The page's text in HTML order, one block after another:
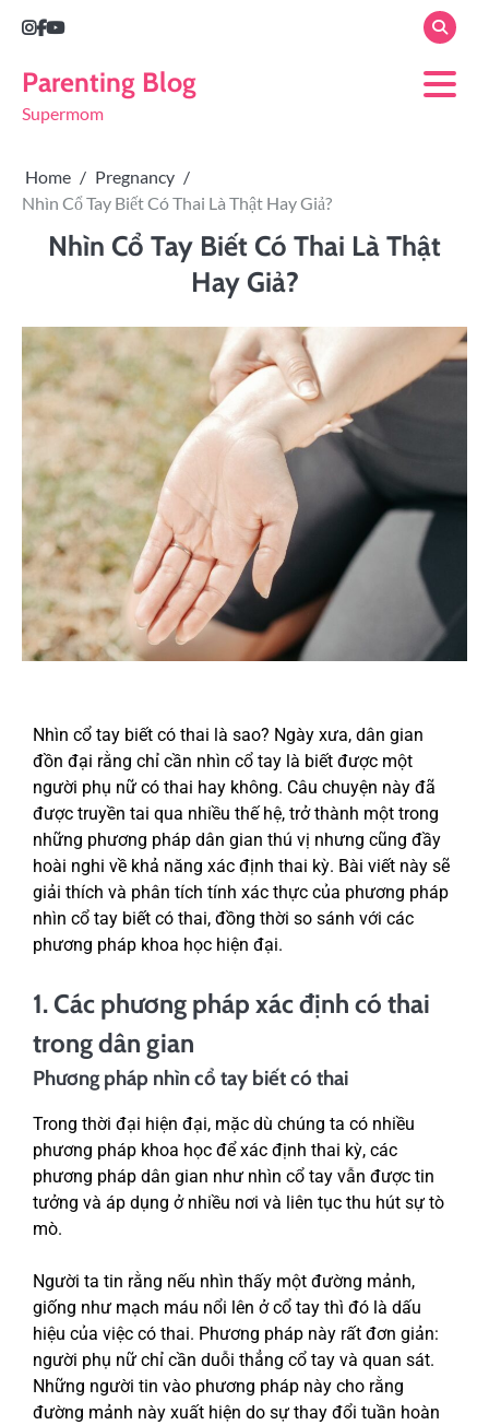
Parenting Blog
Supermom
Home
Pregnancy
Nhìn Cổ Tay Biết Có Thai Là Thật Hay Giả?
Nhìn Cổ Tay Biết Có Thai Là Thật
Hay Giả?
Nhìn cổ tay biết có thai là sao? Ngày xưa, dân gian
đồn đại rằng chỉ cần nhìn cổ tay là biết được một
người phụ nữ có thai hay không. Câu chuyện này đã
được truyền tai qua nhiều thế hệ, trở thành một trong
những phương pháp dân gian thú vị nhưng cũng đầy
hoài nghi về khả năng xác định thai kỳ. Bài viết này sẽ
giải thích và phân tích tính xác thực của phương pháp
nhìn cổ tay biết có thai, đồng thời so sánh với các
phương pháp khoa học hiện đại.
1. Các phương pháp xác định có thai
trong dân gian
Phương pháp nhìn cổ tay biết có thai
Trong thời đại hiện đại, mặc dù chúng ta có nhiều
phương pháp khoa học để xác định thai kỳ, các
phương pháp dân gian như nhìn cổ tay vẫn được tin
tưởng và áp dụng ở nhiều nơi và liên tục thu hút sự tò
mò.
Người ta tin rằng nếu nhìn thấy một đường mảnh,
giống như mạch máu nổi lên ở cổ tay thì đó là dấu
hiệu của việc có thai. Phương pháp này rất đơn giản:
người phụ nữ chỉ cần duỗi thẳng cổ tay và quan sát.
Những người tin vào phương pháp này cho rằng
đường mảnh này xuất hiện do sự thay đổi tuần hoàn